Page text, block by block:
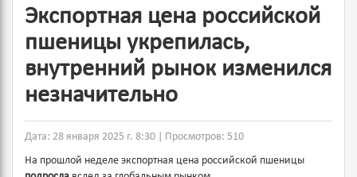
Экспортная цена российской
пшеницы укрепилась,
внутренний рынок изменился
незначительно
Дата: 28 января 2025 г. 8:30 | Просмотров: 510
На прошлой неделе экспортная цена российской пшеницы